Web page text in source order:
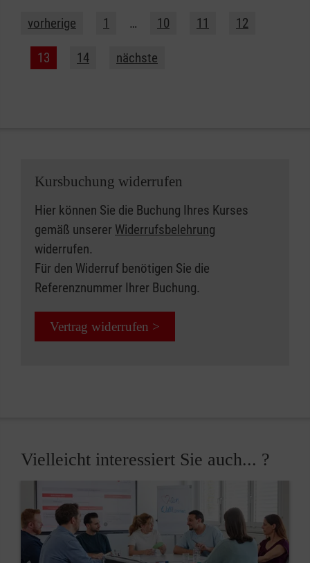
vorherige 1 … 10 11 12
13 14 nächste
Kursbuchung widerrufen
Hier können Sie die Buchung Ihres Kurses
gemäß unserer Widerrufsbelehrung
widerrufen.
Für den Widerruf benötigen Sie die
Referenznummer Ihrer Buchung.
Vertrag widerrufen >
Vielleicht interessiert Sie auch... ?